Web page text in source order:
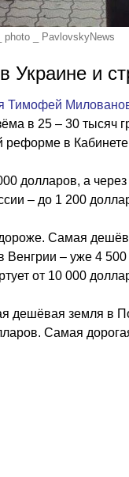
photo _ PavlovskyNews
Украине и
Тимофей
в 25 – 30 тысяч
реформе в
долларов, а
– до 1 200
Самая
Венгрии – уже 4
от 10 000
дешёвая земля в
Самая